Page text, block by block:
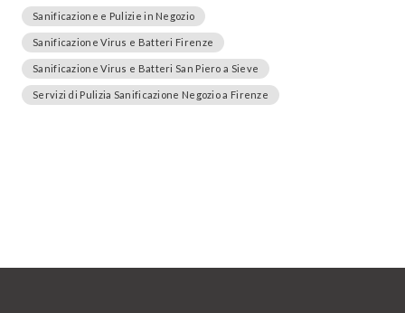
Sanificazione e Pulizie in Negozio
Sanificazione Virus e Batteri Firenze
Sanificazione Virus e Batteri San Piero a Sieve
Servizi di Pulizia Sanificazione Negozio a Firenze